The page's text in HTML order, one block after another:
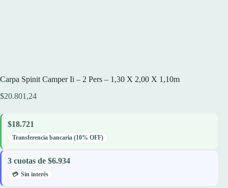
Carpa Spinit Camper Ii – 2 Pers – 1,30 X 2,00 X 1,10m
$20.801,24
$18.721
Transferencia bancaria (10% OFF)
3 cuotas de $6.934
Sin interés